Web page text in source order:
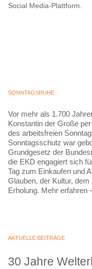
Social Media-Plattform.
SONNTAGSRUHE
Vor mehr als 1.700
Konstantin der Große
des arbeitsfreien
Sonntagsschutz war
Grundgesetz der
die EKD engagiert sich
Tag zum Einkaufen und
Glauben, der Kultur,
Erholung. Mehr erfahren
AKTUELLE BEITRÄGE
30 Jahre